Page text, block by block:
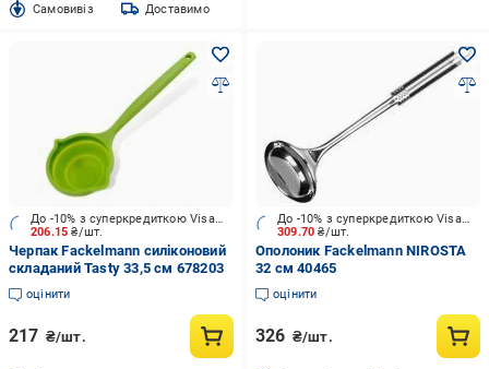
Cамовивіз Доставимо
206.15₴/шт.
До -10% з суперкредиткою Visa Вигода
Черпак Fackelmann силіконовий
складаний Tasty 33,5 см 678203
оцінити
217 ₴/шт.
309.70₴/шт.
До -10% з суперкредиткою Visa Вигода
Ополоник Fackelmann NIROSTA
32 см 40465
оцінити
326 ₴/шт.